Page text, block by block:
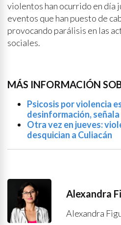
violentos han ocurrido en día
eventos que han puesto de
provocando parálisis en las
sociales.
MÁS INFORMACIÓN
Psicosis por violencia
desinformación, señala
Otra vez en jueves:
desquician a Culiacán
Alexandra
Alexandra